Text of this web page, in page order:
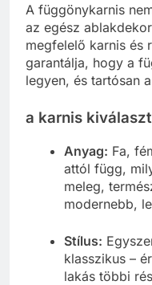
A függönykarnis
az egész
megfelelő karnis és
garantálja, hogy a
legyen, és tartósan
a karnis
Anyag: Fa,
attól függ,
meleg,
modernebb,
Stílus:
klasszikus –
lakás többi